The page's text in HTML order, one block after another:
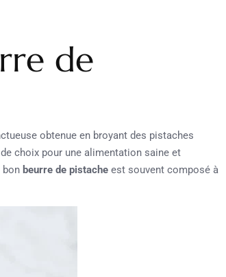
de
obtenue en broyant des pistaches
choix pour une alimentation saine et
bon beurre de pistache est souvent composé à